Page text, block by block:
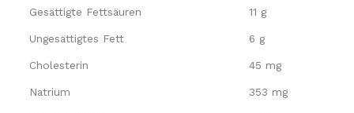
Gesättigte Fettsäuren 11 g
Ungesättigtes Fett 6 g
Cholesterin 45 mg
Natrium 353 mg